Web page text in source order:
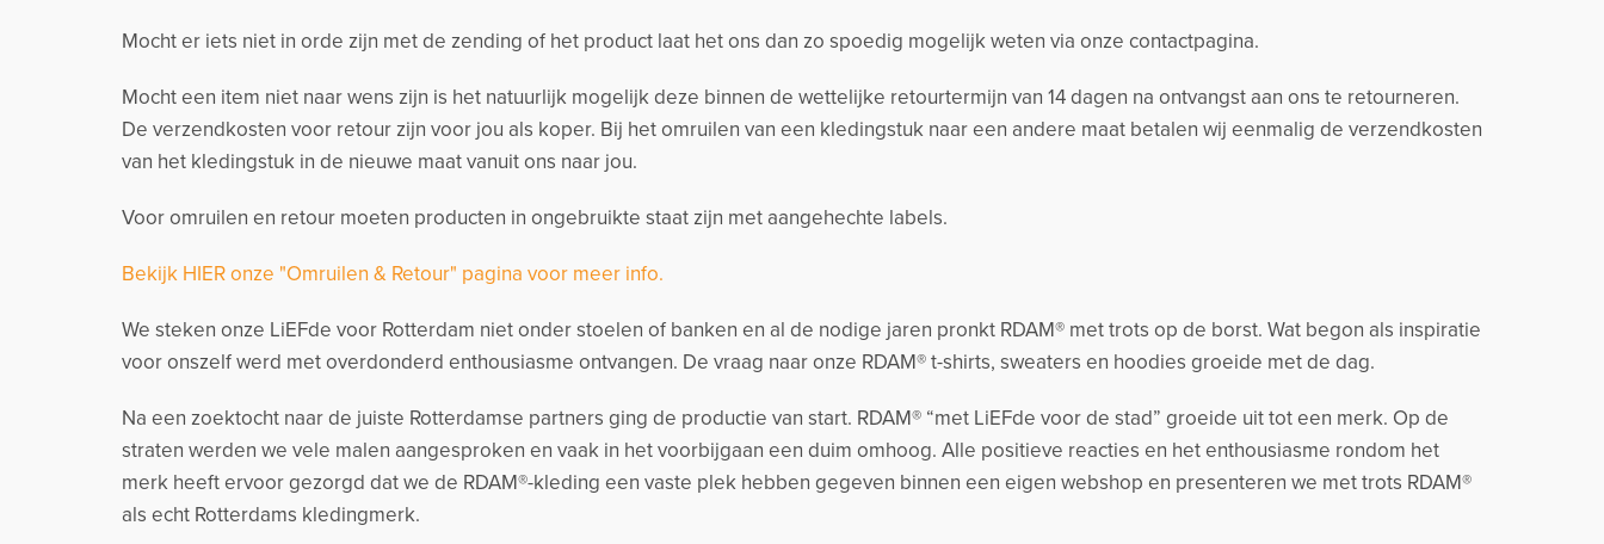
Mocht er iets niet in orde zijn met de zending of het product laat het ons dan zo spoedig mogelijk weten via onze contactpagina.
Mocht een item niet naar wens zijn is het natuurlijk mogelijk deze binnen de wettelijke retourtermijn van 14 dagen na ontvangst aan ons te retourneren.
De verzendkosten voor retour zijn voor jou als koper. Bij het omruilen van een kledingstuk naar een andere maat betalen wij eenmalig de verzendkosten
van het kledingstuk in de nieuwe maat vanuit ons naar jou.
Voor omruilen en retour moeten producten in ongebruikte staat zijn met aangehechte labels.
Bekijk HIER onze "Omruilen & Retour" pagina voor meer info.
We steken onze LiEFde voor Rotterdam niet onder stoelen of banken en al de nodige jaren pronkt RDAM® met trots op de borst. Wat begon als inspiratie
voor onszelf werd met overdonderd enthousiasme ontvangen. De vraag naar onze RDAM® t-shirts, sweaters en hoodies groeide met de dag.
Na een zoektocht naar de juiste Rotterdamse partners ging de productie van start. RDAM® “met LiEFde voor de stad” groeide uit tot een merk. Op de
straten werden we vele malen aangesproken en vaak in het voorbijgaan een duim omhoog. Alle positieve reacties en het enthousiasme rondom het
merk heeft ervoor gezorgd dat we de RDAM®-kleding een vaste plek hebben gegeven binnen een eigen webshop en presenteren we met trots RDAM®
als echt Rotterdams kledingmerk.